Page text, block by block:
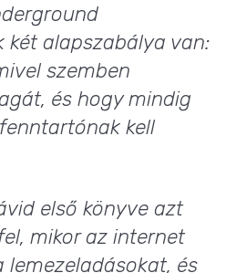
két alapszabálya van:
szemben
és hogy mindig
kell
első könyve azt
mikor az internet
és